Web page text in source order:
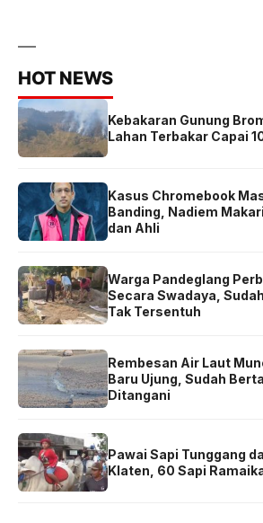
HOT NEWS
Kebakaran Gunung
Lahan Terbakar Capai
Kasus Chromebook
Banding, Nadiem
dan Ahli
Warga Pandeglang
Secara Swadaya,
Tak Tersentuh
Rembesan Air Laut
Baru Ujung, Sudah
Ditangani
Pawai Sapi Tunggang
Klaten, 60 Sapi